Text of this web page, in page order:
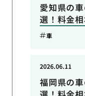
愛知県の
選！料金
車
福岡県の
2026.06.11